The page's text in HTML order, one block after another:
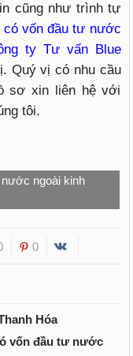
cũng như trình tự
vốn đầu tư nước
ty Tư vấn Blue
Quý vị có nhu cầu
sơ xin liên hệ với
tôi.
ngoài kinh
0
Hóa
vốn đầu tư nước